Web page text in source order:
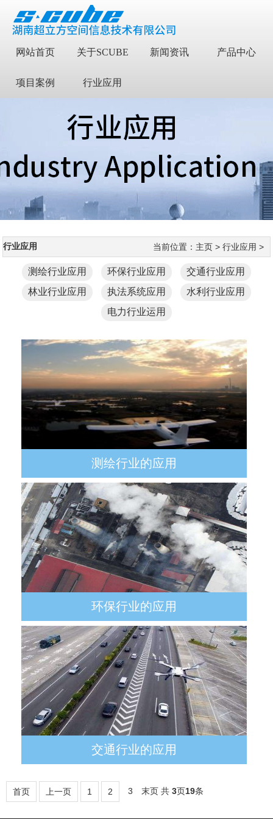
网站首页 关于SCUBE 新闻资讯 产品中心
项目案例 行业应用
行业应用 当前位置： 主页 > 行业应用 >
测绘行业应用 环保行业应用
交通行业应用
林业行业应用
执法系统应用
水利行业应用
电力行业运用
测绘行业的应用
随着工业级无人机近两年的发展，在不断
的技
环保行业的应用
由于环境污染的严重，近年来我国在环保
方面
交通行业的应用
在我国的大中城市，交通拥堵和交通管理
问题
首页 上一页 1 2 3 末页 共 3页19条